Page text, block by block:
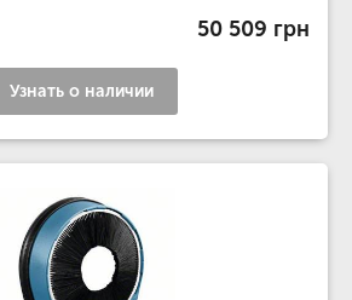
50 509 грн
Узнать о наличии